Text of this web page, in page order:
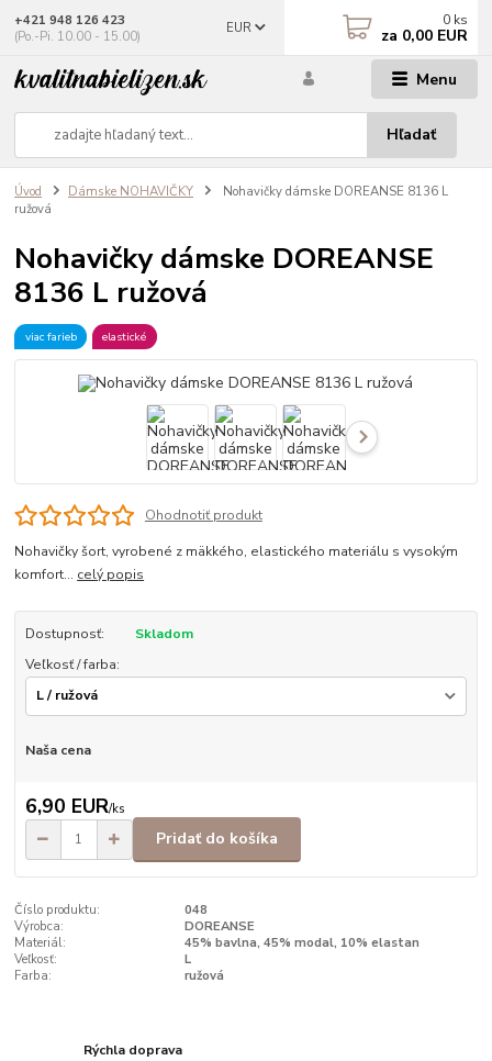
Menu
EUR
Hľadať
+421 948 126 423
(Po.-Pi. 10.00 - 15.00)
0 ks
za 0,00 EUR
Úvod Dámske NOHAVIČKY
Nohavičky dámske DOREANSE 8136 L
ružová
Nohavičky dámske DOREANSE
8136 L ružová
viac farieb elastické
Ohodnotiť produkt
Nohavičky šort, vyrobené z mäkkého, elastického materiálu s vysokým
komfort... celý popis
Dostupnosť:
Skladom
Veľkosť / farba:
Naša cena
6,90 EUR/ks
Pridať do košíka
Číslo produktu:
048
Výrobca:
DOREANSE
Materiál:
45% bavlna, 45% modal, 10% elastan
Veľkosť:
L
Farba:
ružová
Rýchla doprava